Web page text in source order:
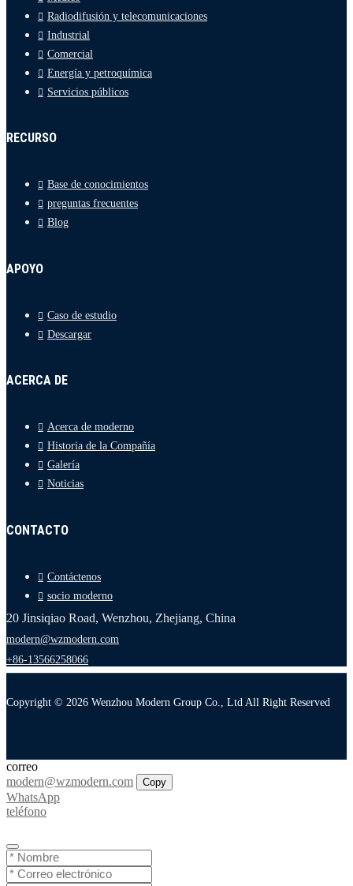
Radiodifusión y telecomunicaciones
Industrial
Comercial
Energía y petroquímica
Servicios públicos
RECURSO
Base de conocimientos
preguntas frecuentes
Blog
APOYO
Caso de estudio
Descargar
ACERCA DE
Acerca de moderno
Historia de la Compañía
Galería
Noticias
CONTACTO
Contáctenos
socio moderno
20 Jinsiqiao Road, Wenzhou, Zhejiang, China
modern@wzmodern.com
+86-13566258066
Copyright © 2026 Wenzhou Modern Group Co., Ltd All Right Reserved
correo
modern@wzmodern.com
Copy
WhatsApp
teléfono